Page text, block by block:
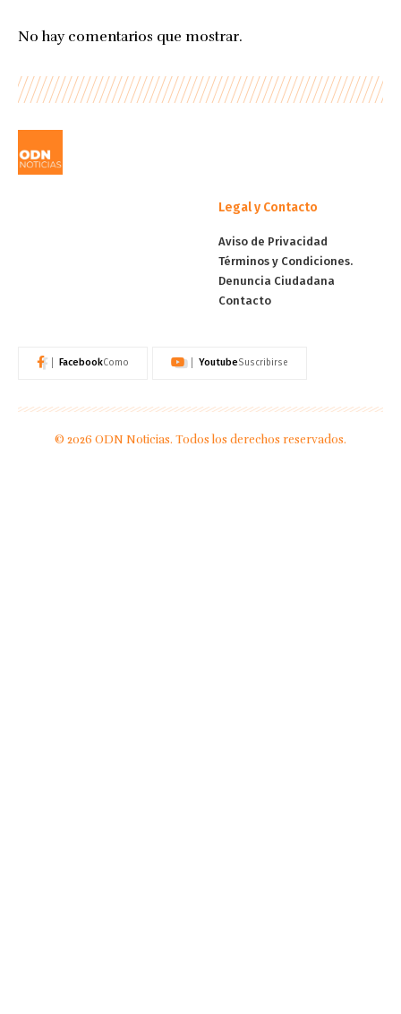
No hay comentarios que mostrar.
Legal y Contacto
Aviso de Privacidad
Términos y Condiciones.
Denuncia Ciudadana
Contacto
FacebookComo YoutubeSuscribirse
© 2026 ODN Noticias. Todos los derechos reservados.